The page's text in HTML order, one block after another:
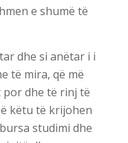
e shumë të
dhe si anëtar i i
të mira, që më
dhe të rinj të
këtu të krijohen
studimi dhe